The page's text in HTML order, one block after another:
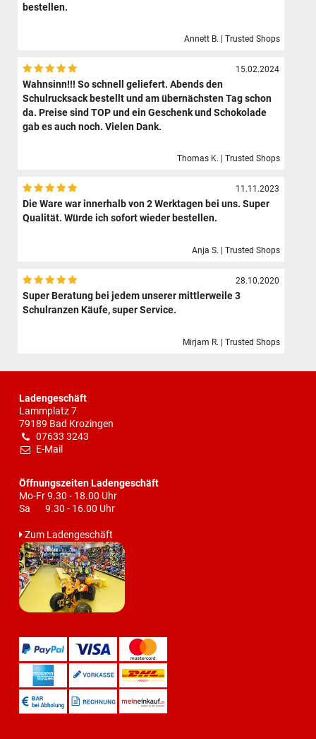
bestellen.
Annett B. | Trusted Shops
15.02.2024
Wahnsinn!!! So schnell geliefert. Abends den
Schulrucksack bestellt und am übernächsten Tag schon
da. Preise sind TOP und ein Geschenk und Schokolade
gab es auch noch. Vielen Dank.
Thomas K. | Trusted Shops
11.11.2023
Die Ware war innerhalb von 2 Werktagen bei uns. Super
Qualität. Würde ich sofort wieder bestellen.
Anja S. | Trusted Shops
28.10.2020
Super Beratung bei jedem unserer mittlerweile 3
Schulranzen Käufe, super Service.
Mirjam R. | Trusted Shops
Ladengeschäft
Lammplatz 7
79189 Bad Krozingen
07633 3243
E-Mail
Öffnungszeiten Ladengeschäft
Mo-Fr 9.30 - 18.00 Uhr
Sa 9.30 - 16.00 Uhr
Zum Ladengeschäft